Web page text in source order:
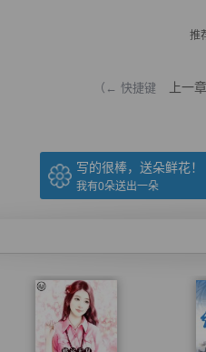
推
（← 快捷键 上一章
写的很棒，送朵鲜花！
我有0朵送出一朵